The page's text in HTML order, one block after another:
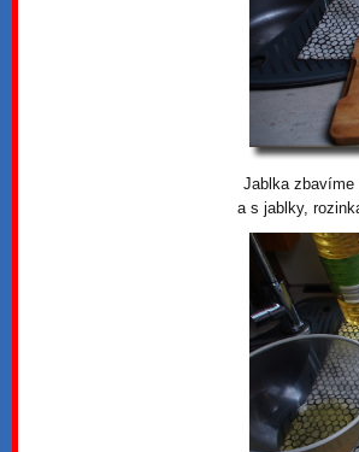
Jablka
a s jablky,